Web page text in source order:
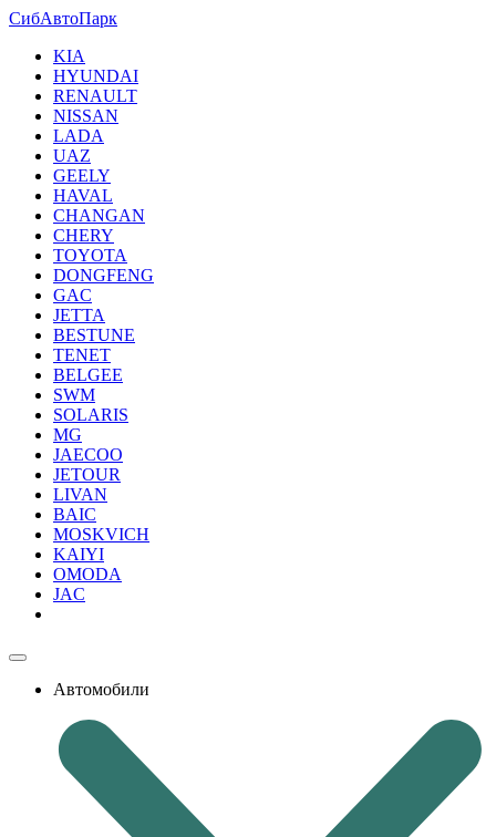
СибАвтоПарк
KIA
HYUNDAI
RENAULT
NISSAN
LADA
UAZ
GEELY
HAVAL
CHANGAN
CHERY
TOYOTA
DONGFENG
GAC
JETTA
BESTUNE
TENET
BELGEE
SWM
SOLARIS
MG
JAECOO
JETOUR
LIVAN
BAIC
MOSKVICH
KAIYI
OMODA
JAC
Автомобили